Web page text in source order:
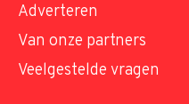
Adverteren
Van onze partners
Veelgestelde vragen